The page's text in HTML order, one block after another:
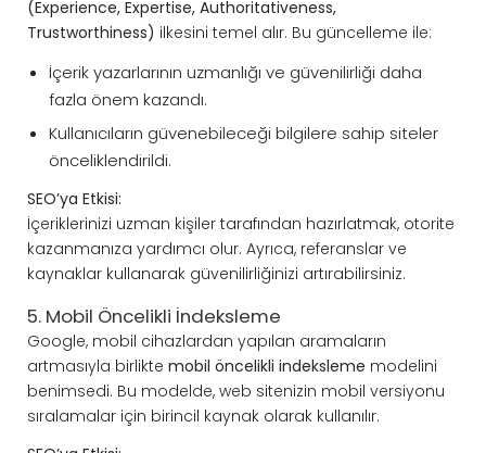
(Experience, Expertise, Authoritativeness,
Trustworthiness) ilkesini temel alır. Bu güncelleme ile:
İçerik yazarlarının uzmanlığı ve güvenilirliği daha
fazla önem kazandı.
Kullanıcıların güvenebileceği bilgilere sahip siteler
önceliklendirildi.
SEO’ya Etkisi:
İçeriklerinizi uzman kişiler tarafından hazırlatmak, otorite
kazanmanıza yardımcı olur. Ayrıca, referanslar ve
kaynaklar kullanarak güvenilirliğinizi artırabilirsiniz.
5. Mobil Öncelikli İndeksleme
Google, mobil cihazlardan yapılan aramaların
artmasıyla birlikte mobil öncelikli indeksleme modelini
benimsedi. Bu modelde, web sitenizin mobil versiyonu
sıralamalar için birincil kaynak olarak kullanılır.